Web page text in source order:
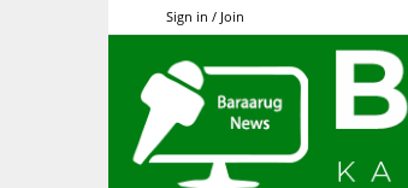
Sign in / Join